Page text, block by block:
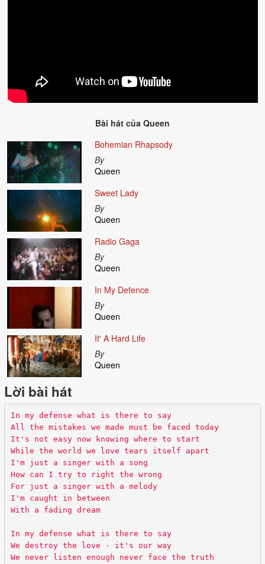
Bài hát của Queen
Bohemian Rhapsody
By
Queen
Sweet Lady
By
Queen
Radio Gaga
By
Queen
In My Defence
By
Queen
It' A Hard Life
By
Queen
Lời bài hát
In my defense what is there to say
All the mistakes we made must be faced today
It's not easy now knowing where to start
While the world we love tears itself apart
I'm just a singer with a song
How can I try to right the wrong
For just a singer with a melody
I'm caught in between
With a fading dream
In my defense what is there to say
We destroy the love - it's our way
We never listen enough never face the truth